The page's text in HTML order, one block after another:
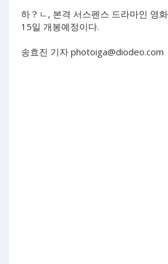
하？ㄴ, 본격 서스펜스 드라마인 영
15일 개봉예정이다.
송효진 기자 photoiga@diodeo.com